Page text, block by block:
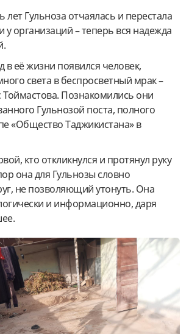
лет Гульноза отчаялась и перестала
организаций – теперь вся надежда
в её жизни появился человек,
света в беспросветный мрак –
Тоймастова. Познакомились они
Гульнозой поста, полного
«Общество Таджикистана» в
кто откликнулся и протянул руку
она для Гульнозы словно
не позволяющий утонуть. Она
и информационно, даря